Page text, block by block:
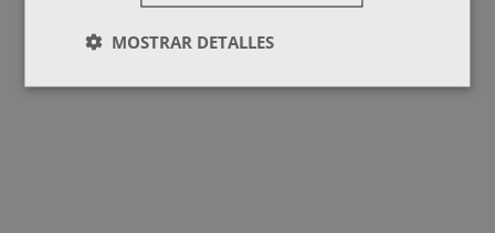
MOSTRAR DETALLES